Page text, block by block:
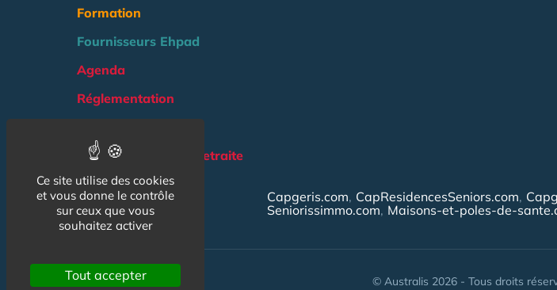
Formation
Fournisseurs Ehpad
Agenda
Réglementation
Groupe Maison de Retraite
NOS AUTRES SITES :
Capgeris.com CapResidencesSeniors.com
Seniorissimmo.com Maisons-et-poles-de-
© Australis 2026 - Tous droits
Ce site utilise des cookies
et vous donne le contrôle
sur ceux que vous
souhaitez activer
Tout accepter